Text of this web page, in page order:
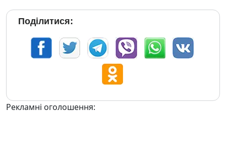
Поділитися:
Рекламні оголошення: